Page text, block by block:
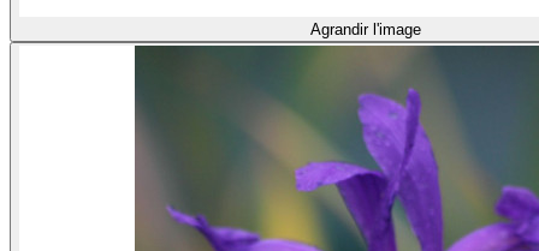
Agrandir l'image